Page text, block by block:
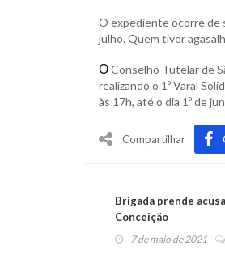
O expediente ocorre de
julho. Quem tiver
OConselho Tutelar de
realizando o 1º Varal
às 17h, até o dia 1º de
Compartilhar
Brigada prende
Conceição
7 de maio de 2021